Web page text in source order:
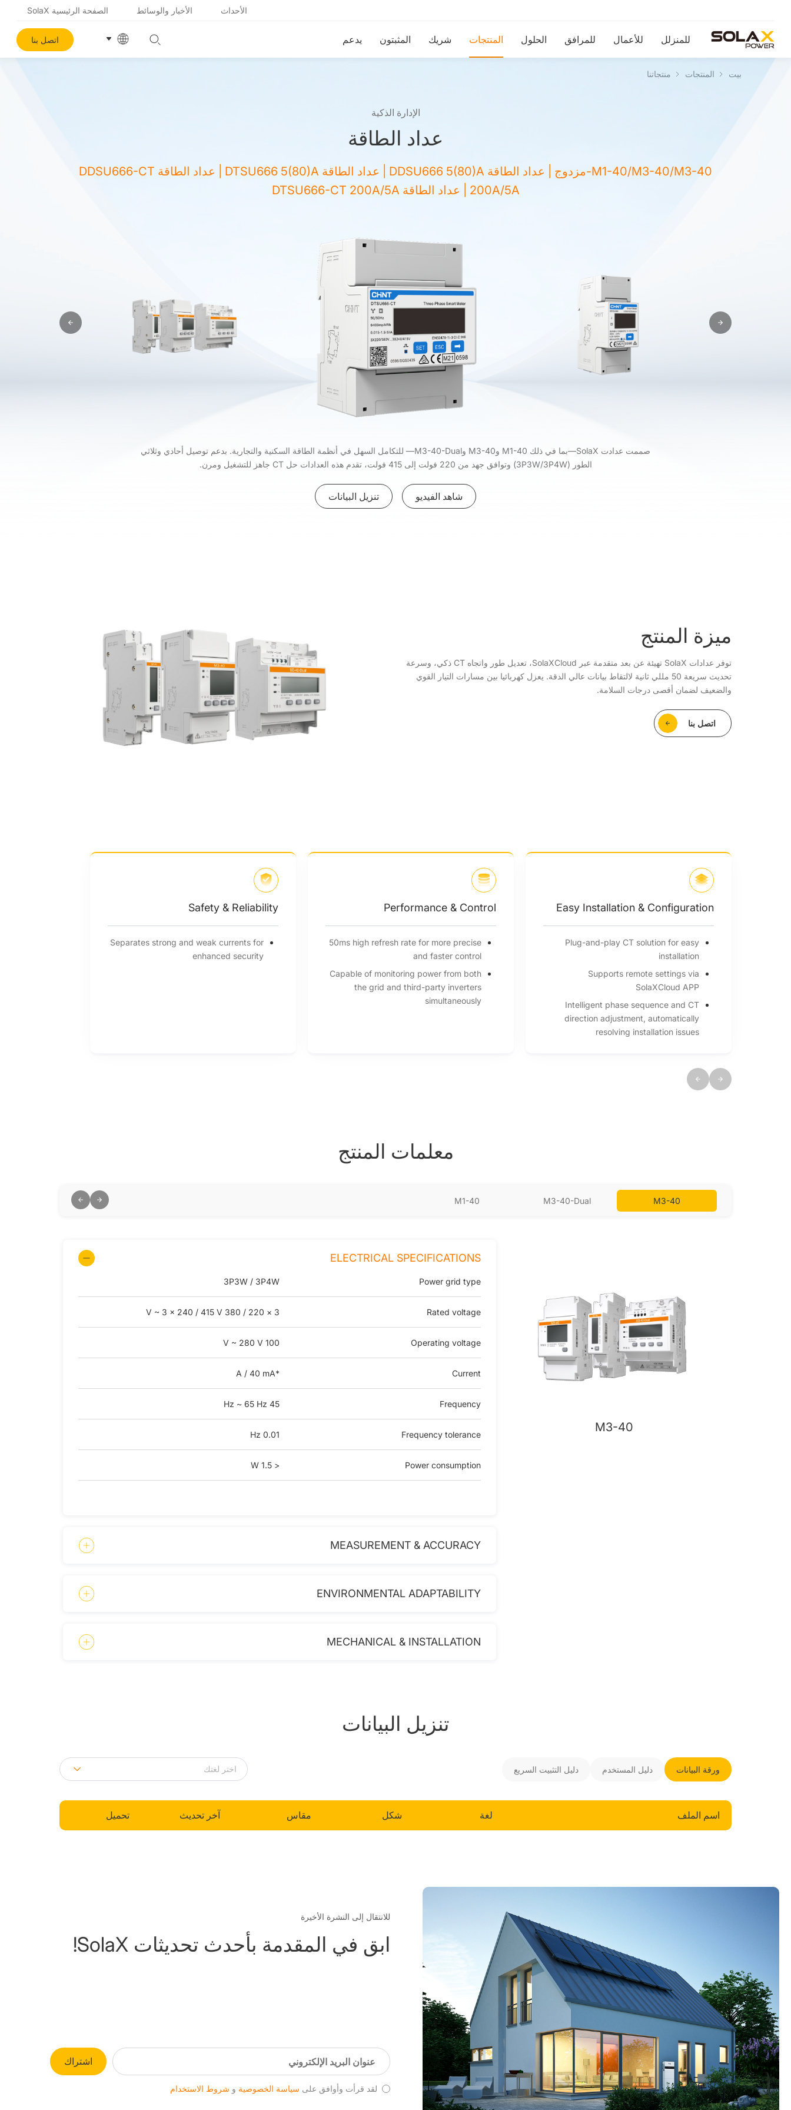
الأحداث الأخبار والوسائط الصفحة الرئيسية SolaX
للمنزلل للأعمال للمرافق الحلول المنتجات شريك المثبتون يدعم اتصل بنا
بيت المنتجات منتجاتنا
الإدارة الذكية
عداد الطاقة
M1-40/M3-40/M3-40-مزدوج | عداد الطاقة DDSU666 5(80)A | عداد الطاقة DTSU666 5(80)A | عداد الطاقة DDSU666-CT
200A/5A | عداد الطاقة DTSU666-CT 200A/5A
صممت عدادت SolaX—بما في ذلك M1-40 وM3-40 وM3-40-Dual— للتكامل السهل في أنظمة الطاقة السكنية والتجارية. بدعم توصيل أحادي وثلاثي
الطور (3P3W/3P4W) وتوافق جهد من 220 فولت إلى 415 فولت، تقدم هذه العدادات حل CT جاهز للتشغيل ومرن.
شاهد الفيديو تنزيل البيانات
ميزة المنتج
توفر عدادات SolaX تهيئة عن بعد متقدمة عبر SolaXCloud، تعديل طور واتجاه CT ذكي، وسرعة
تحديث سريعة 50 مللي ثانية لالتقاط بيانات عالي الدقة. يعزل كهربائيا بين مسارات التيار القوي
والضعيف لضمان أقصى درجات السلامة.
اتصل بنا
Easy Installation & Configuration
Plug-and-play CT solution for easy
installation
Supports remote settings via
SolaXCloud APP
Intelligent phase sequence and CT
direction adjustment, automatically
resolving installation issues
Performance & Control
50ms high refresh rate for more precise
and faster control
Capable of monitoring power from both
the grid and third-party inverters
simultaneously
Safety & Reliability
Separates strong and weak currents for
enhanced security
معلمات المنتج
M3-40
M3-40-Dual
M1-40
M3-40
ELECTRICAL SPECIFICATIONS
Power grid type
3P3W / 3P4W
Rated voltage
3 × 220 / 380 V ~ 3 × 240 / 415 V
Operating voltage
100 V ~ 280 V
Current
*A / 40 mA
Frequency
45 Hz ~ 65 Hz
Frequency tolerance
0.01 Hz
Power consumption
< 1.5 W
MEASUREMENT & ACCURACY
ENVIRONMENTAL ADAPTABILITY
MECHANICAL & INSTALLATION
تنزيل البيانات
ورقة البيانات دليل المستخدم دليل التثبيت السريع
اسم الملف لغة شكل مقاس آخر تحديث تحميل
للانتقال إلى النشرة الأخيرة
ابق في المقدمة بأحدث تحديثات SolaX!
اشتراك
لقد قرأت وأوافق على سياسة الخصوصية و شروط الاستخدام